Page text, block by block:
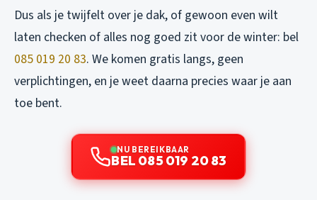
Dus als je twijfelt over je dak, of gewoon even wilt
laten checken of alles nog goed zit voor de winter: bel
085 019 20 83. We komen gratis langs, geen
verplichtingen, en je weet daarna precies waar je aan
toe bent.
NU BEREIKBAAR
BEL 085 019 20 83